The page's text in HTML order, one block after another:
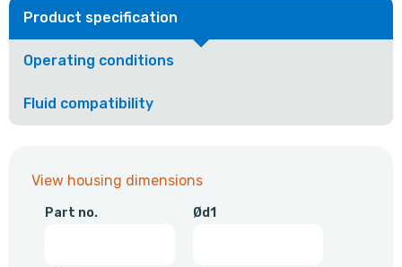
Product specification
Operating conditions
Fluid compatibility
View housing dimensions
Part no. Ød1